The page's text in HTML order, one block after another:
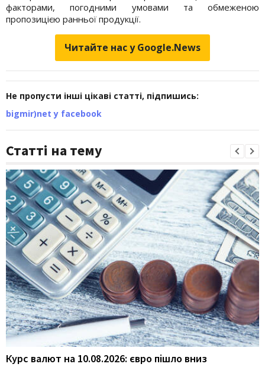
факторами, погодними умовами та обмеженою
пропозицією ранньої продукції.
Читайте нас у Google.News
Не пропусти інші цікаві статті, підпишись:
bigmir)net у facebook
Статті на тему
Курс валют на 10.08.2026: євро пішло вниз